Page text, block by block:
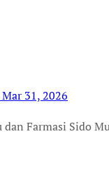
Mar 31, 2026